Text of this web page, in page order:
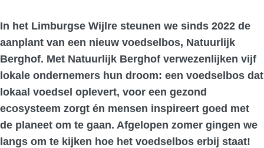
In het Limburgse Wijlre steunen we sinds 2022 de
aanplant van een nieuw voedselbos, Natuurlijk
Berghof. Met Natuurlijk Berghof verwezenlijken vijf
lokale ondernemers hun droom: een voedselbos dat
lokaal voedsel oplevert, voor een gezond
ecosysteem zorgt én mensen inspireert goed met
de planeet om te gaan. Afgelopen zomer gingen we
langs om te kijken hoe het voedselbos erbij staat!